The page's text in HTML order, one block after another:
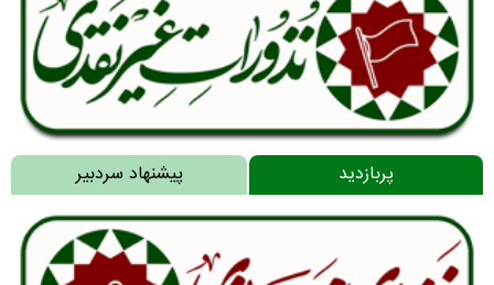
پربازدید پیشنهاد سردبیر